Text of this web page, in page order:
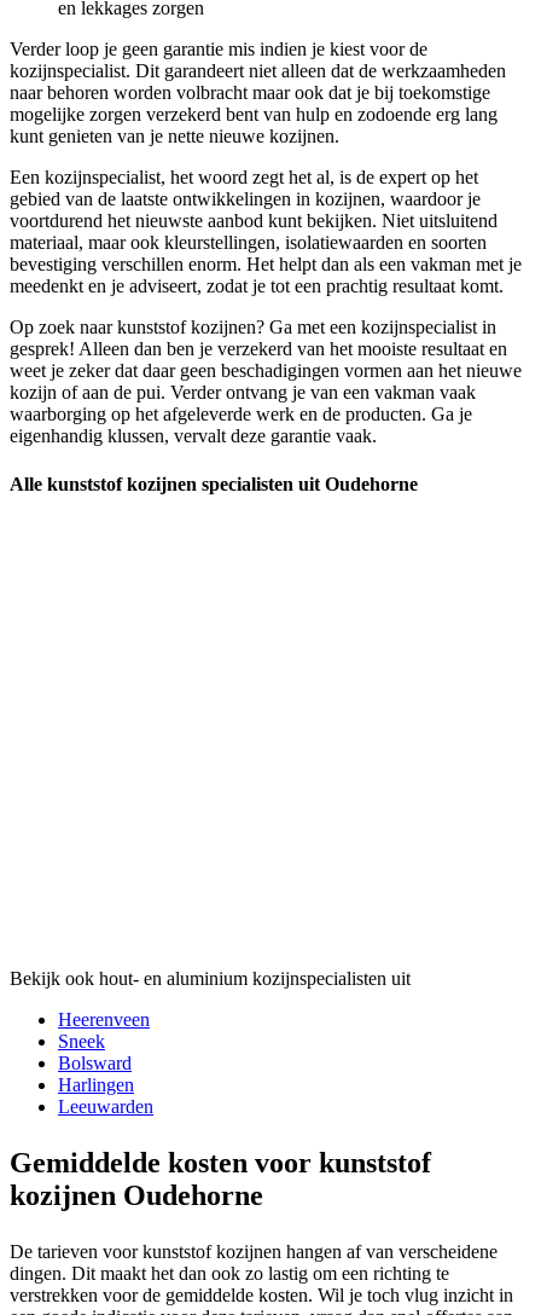
en lekkages zorgen
Verder loop je geen garantie mis indien je kiest voor de
kozijnspecialist. Dit garandeert niet alleen dat de werkzaamheden
naar behoren worden volbracht maar ook dat je bij toekomstige
mogelijke zorgen verzekerd bent van hulp en zodoende erg lang
kunt genieten van je nette nieuwe kozijnen.
Een kozijnspecialist, het woord zegt het al, is de expert op het
gebied van de laatste ontwikkelingen in kozijnen, waardoor je
voortdurend het nieuwste aanbod kunt bekijken. Niet uitsluitend
materiaal, maar ook kleurstellingen, isolatiewaarden en soorten
bevestiging verschillen enorm. Het helpt dan als een vakman met je
meedenkt en je adviseert, zodat je tot een prachtig resultaat komt.
Op zoek naar kunststof kozijnen? Ga met een kozijnspecialist in
gesprek! Alleen dan ben je verzekerd van het mooiste resultaat en
weet je zeker dat daar geen beschadigingen vormen aan het nieuwe
kozijn of aan de pui. Verder ontvang je van een vakman vaak
waarborging op het afgeleverde werk en de producten. Ga je
eigenhandig klussen, vervalt deze garantie vaak.
Alle kunststof kozijnen specialisten uit Oudehorne
Bekijk ook hout- en aluminium kozijnspecialisten uit
Heerenveen
Sneek
Bolsward
Harlingen
Leeuwarden
Gemiddelde kosten voor kunststof
kozijnen Oudehorne
De tarieven voor kunststof kozijnen hangen af van verscheidene
dingen. Dit maakt het dan ook zo lastig om een richting te
verstrekken voor de gemiddelde kosten. Wil je toch vlug inzicht in